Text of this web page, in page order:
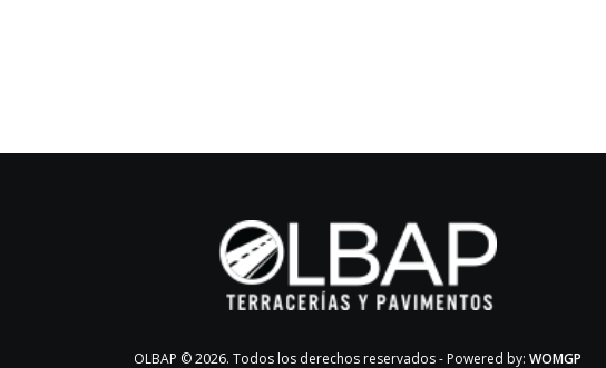
OLBAP © 2026. Todos los derechos reservados - Powered by: WOMGP